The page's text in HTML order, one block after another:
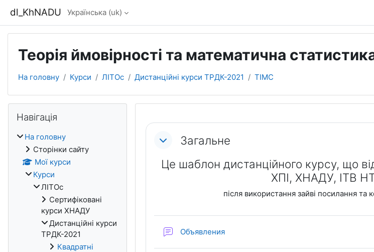
dl_KhNADU Українська ‎(uk)‎
Теорія ймовірності та математична
На головну Курси ЛІТОс Дистанційні курси ТРДК-2021 ТІМС
Схема розділу
Загальне
Це шаблон дистанційного курсу, що
ХПІ, ХНАДУ, ІТВ
після використання зайві посилання
Объявления
Блоки
Навігація
На головну
Сторінки сайту
Мої курси
Курси
ЛІТОс
Сертифіковані
курси ХНАДУ
Дистанційні курси
ТРДК-2021
Квадратні